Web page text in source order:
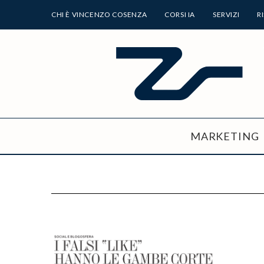
CHI È VINCENZO COSENZA CORSI IA SERVIZI
MARKETING